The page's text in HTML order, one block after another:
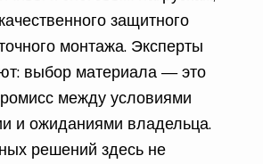
защитного
монтажа. Эксперты
выбор материала — это
между условиями
и ожиданиями владельца.
решений здесь не